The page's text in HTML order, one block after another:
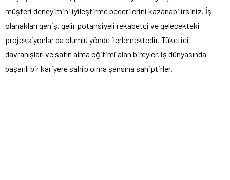
müşteri deneyimini iyileştirme becerilerini kazanabilirsiniz. İş
olanakları geniş, gelir potansiyeli rekabetçi ve gelecekteki
projeksiyonlar da olumlu yönde ilerlemektedir. Tüketici
davranışları ve satın alma eğitimi alan bireyler, iş dünyasında
başarılı bir kariyere sahip olma şansına sahiptirler.